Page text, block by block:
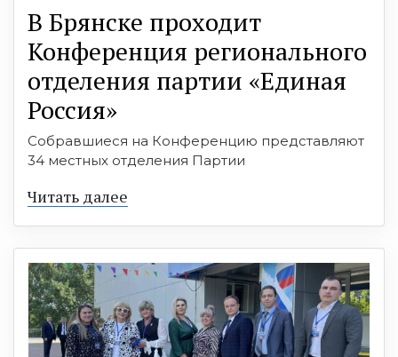
В Брянске проходит
Конференция регионального
отделения партии «Единая
Россия»
Собравшиеся на Конференцию представляют
34 местных отделения Партии
Читать далее